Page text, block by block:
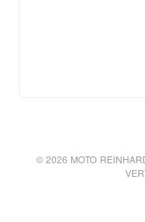
© 2026 MOTO